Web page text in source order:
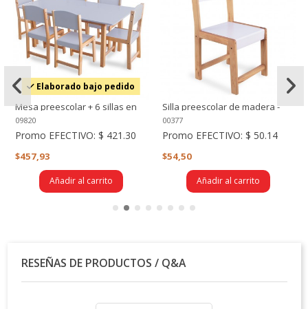
Elaborado bajo pedido
Mesa preescolar + 6 sillas en
madera (120 x 60 cm.) Gris
09820
Promo EFECTIVO: $ 421.30
$457,93
Añadir al carrito
Silla preescolar de madera -
Blanca
00377
Promo EFECTIVO: $ 50.14
$54,50
Añadir al carrito
RESEÑAS DE PRODUCTOS / Q&A